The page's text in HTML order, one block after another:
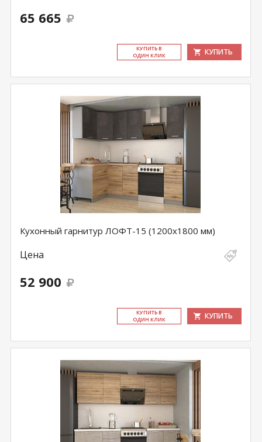
65 665
КУ­ПИТЬ В
ОДИН КЛИК
КУПИТЬ
Кухонный гарнитур ЛОФТ-15 (1200х1800 мм)
Цена
52 900
КУ­ПИТЬ В
ОДИН КЛИК
КУПИТЬ